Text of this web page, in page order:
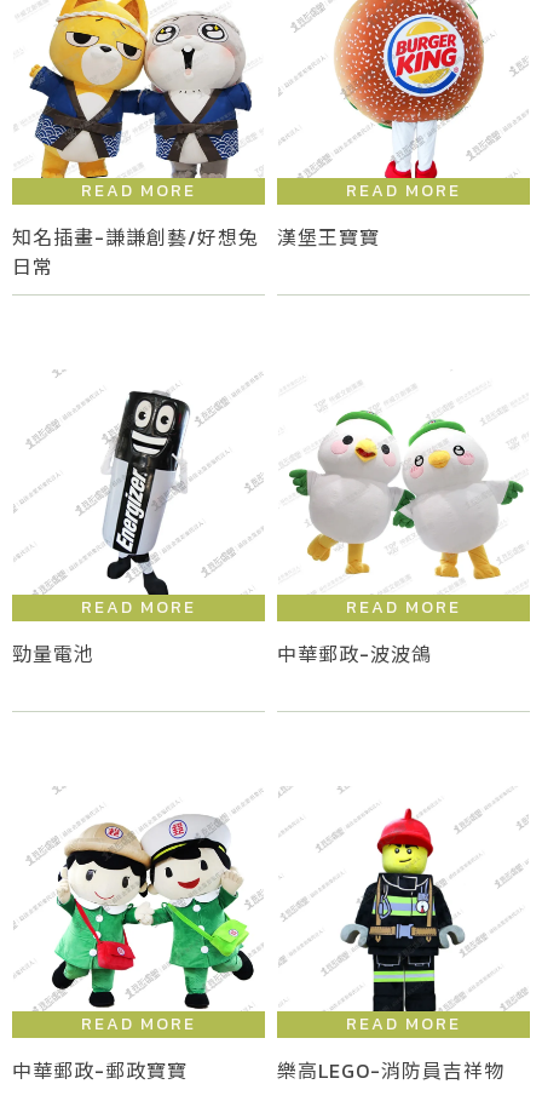
知名插畫-謙謙創藝/好想兔
日常
漢堡王寶寶
勁量電池 中華郵政-波波鴿
中華郵政-郵政寶寶 樂高LEGO-消防員吉祥物